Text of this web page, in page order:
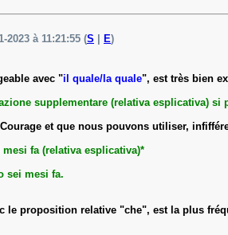
2023 à 11:21:55 (S E)
avec "il quale/la quale", est très bien
supplementare (relativa esplicativa) si
et que nous pouvons utiliser,
fa (relativa esplicativa)*
sei mesi fa.
le proposition relative "che", est la plus